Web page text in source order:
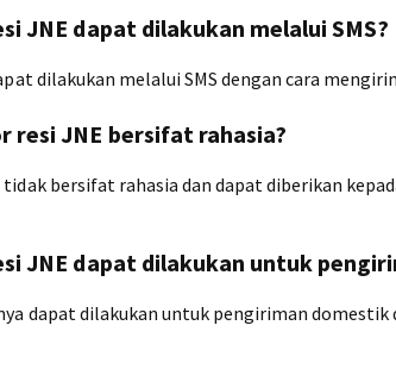
JNE dapat dilakukan melalui SMS?
dilakukan melalui SMS dengan cara
resi JNE bersifat rahasia?
bersifat rahasia dan dapat diberikan
JNE dapat dilakukan untuk
dapat dilakukan untuk pengiriman domestik